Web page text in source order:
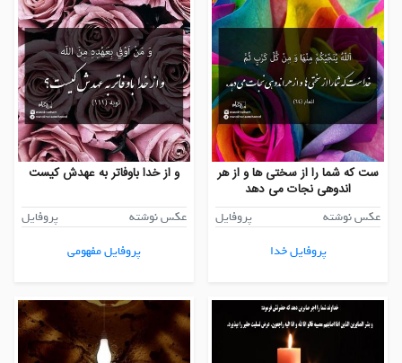
ست که شما را از سختی ها و از هر
اندوهی نجات می دهد
عکس نوشته
پروفایل
پروفایل خدا
و از خدا باوفاتر به عهدش کیست
عکس نوشته
پروفایل
پروفایل مفهومی